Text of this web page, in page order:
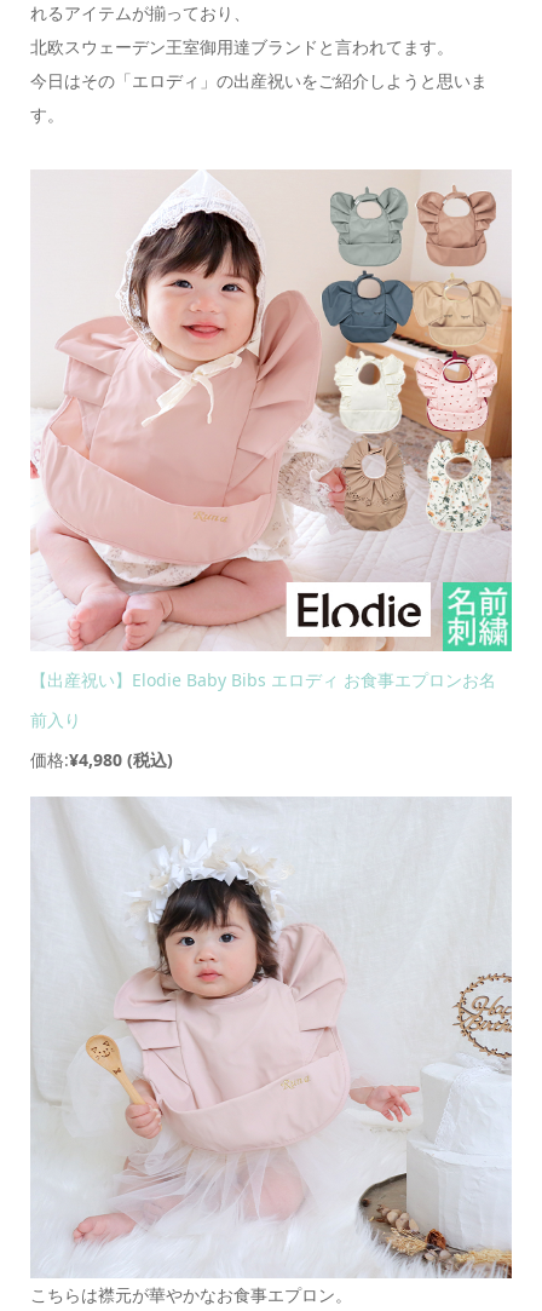
れるアイテムが揃っており、
北欧スウェーデン王室御用達ブランドと言われてます。
今日はその「エロディ」の出産祝いをご紹介しようと思いま
す。
【出産祝い】Elodie Baby Bibs エロディ お食事エプロンお名
前入り
価格:¥4,980 (税込)
こちらは襟元が華やかなお食事エプロン。